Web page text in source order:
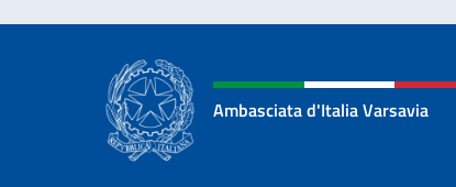
Ambasciata d'Italia Varsavia